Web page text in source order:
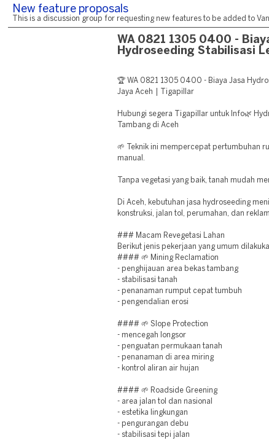
New feature proposals
This is a discussion group for requesting new features to be added to
WA 0821 1305 0400 -
Hydroseeding Stabilisasi
🏆 WA 0821 1305 0400 - Biaya Jasa
Jaya Aceh | Tigapillar
Hubungi segera Tigapillar untuk Info🌿
Tambang di Aceh
🌱 Teknik ini mempercepat pertumbuhan
manual.
Tanpa vegetasi yang baik, tanah mudah
Di Aceh, kebutuhan jasa hydroseeding
konstruksi, jalan tol, perumahan, dan
### Macam Revegetasi Lahan
Berikut jenis pekerjaan yang umum
#### 🌱 Mining Reclamation
- penghijauan area bekas tambang
- stabilisasi tanah
- penanaman rumput cepat tumbuh
- pengendalian erosi
#### 🌱 Slope Protection
- mencegah longsor
- penguatan permukaan tanah
- penanaman di area miring
- kontrol aliran air hujan
#### 🌱 Roadside Greening
- area jalan tol dan nasional
- estetika lingkungan
- pengurangan debu
- stabilisasi tepi jalan